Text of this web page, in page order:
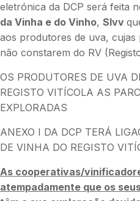
eletrónica da DCP será feita
da Vinha e do Vinho, SIvv
aos produtores de uva,
não constarem do RV
OS PRODUTORES DE UVA
REGISTO VITÍCOLA AS
EXPLORADAS
ANEXO I DA DCP TERÁ
DE VINHA DO REGISTO
As cooperativas/
atempadamente que os